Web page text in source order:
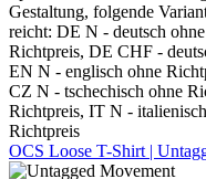
Gestaltung, folgende
reicht: DE N - deutsch
Richtpreis, DE CHF -
EN N - englisch ohne
CZ N - tschechisch ohne
Richtpreis, IT N -
Richtpreis
OCS Loose T-Shirt |